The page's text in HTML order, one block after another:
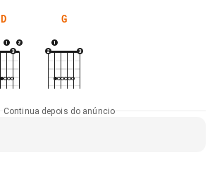
D G
Continua depois do anúncio